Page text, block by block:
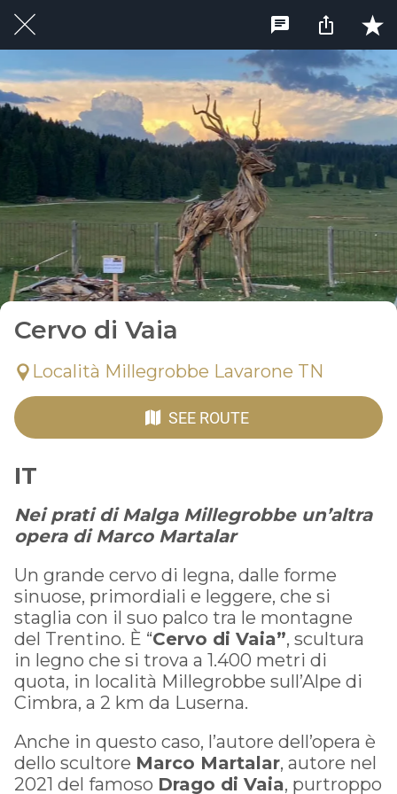
Cervo di Vaia
Località Millegrobbe Lavarone TN
SEE ROUTE
IT
Nei prati di Malga Millegrobbe un’altra
opera di Marco Martalar
Un grande cervo di legna, dalle forme
sinuose, primordiali e leggere, che si
staglia con il suo palco tra le montagne
del Trentino. È “Cervo di Vaia”, scultura
in legno che si trova a 1.400 metri di
quota, in località Millegrobbe sull’Alpe di
Cimbra, a 2 km da Luserna.
Anche in questo caso, l’autore dell’opera è
dello scultore Marco Martalar, autore nel
2021 del famoso Drago di Vaia, purtroppo